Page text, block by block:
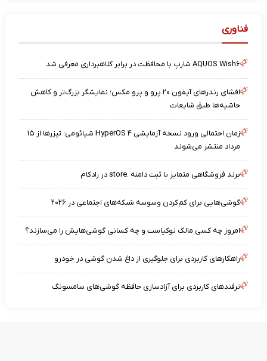
فناوری
AQUOS Wish۶ شارپ با محافظت در برابر کلاهبرداری معرفی شد
افشای رندرهای آیفون ۲۰ پرو و پرو مکس؛ نمایشگر بزرگ‌تر و کاهش
حاشیه‌ها طبق شایعات
زمان احتمالی ورود نسخه آزمایشی HyperOS ۴ شیائومی؛ تیزرها از ۱۵
مرداد منتشر می‌شوند
برند فروشگاهی متمایز با ثبت دامنه .store در رادکام
گوشی‌هایی برای کم‌کردن وسوسه شبکه‌های اجتماعی در ۲۰۲۶
امروز چه کسی مالک نوکیاست و چه کسانی گوشی‌هایش را می‌سازند؟
راهکارهای کاربردی برای جلوگیری از داغ شدن گوشی در خودرو
ترفندهای کاربردی برای آزادسازی حافظه گوشی‌های سامسونگ